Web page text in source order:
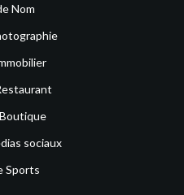
Nom
sociaux
Sports